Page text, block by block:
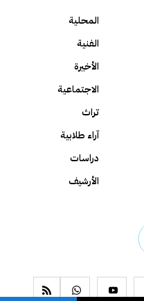
المحلية
الفنية
الأخيرة
الاجتماعية
تراث
آراء طلابية
دراسات
الأرشيف